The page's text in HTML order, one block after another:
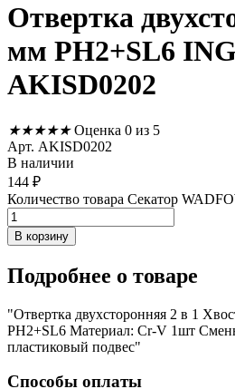
Отвертка
мм PH2+SL6
AKISD0202
★★★★★ Оценка 0 из 5
Арт. AKISD0202
В наличии
144 ₽
Количество товара Секатор
В корзину
Подробнее о товаре
"Отвертка двухсторонняя 2 в 1
PH2+SL6 Материал: Cr-V 1шт
пластиковый подвес"
Способы оплаты